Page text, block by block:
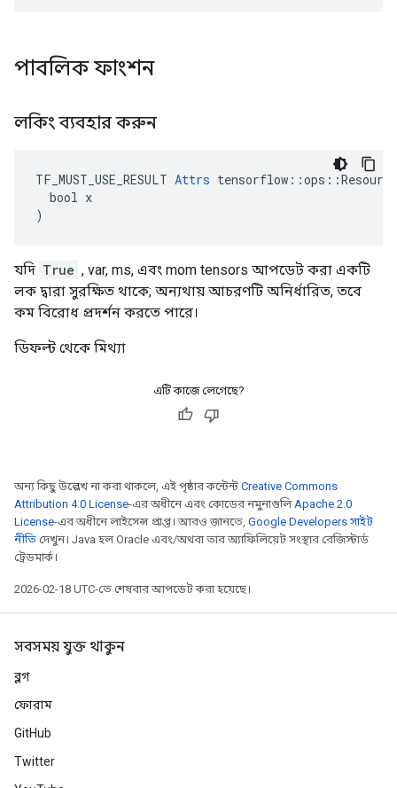
পাবলিক ফাংশন
লকিং ব্যবহার করুন
TF_MUST_USE_RESULT Attrs
  bool x
)
যদি True , var, ms, এবং mom tensors আপডেট করা একটি
লক দ্বারা সুরক্ষিত থাকে; অন্যথায় আচরণটি অনির্ধারিত, তবে
কম বিরোধ প্রদর্শন করতে পারে।
ডিফল্ট থেকে মিথ্যা
এটি কাজে লেগেছে?
অন্য কিছু উল্লেখ না করা থাকলে, এই পৃষ্ঠার কন্টেন্ট Creative Commons
Attribution 4.0 License-এর অধীনে এবং কোডের নমুনাগুলিApache 2.0
License-এর অধীনে লাইসেন্স প্রাপ্ত। আরও জানতে, Google Developers সাইট
নীতি দেখুন। Java হল Oracle এবং/অথবা তার অ্যাফিলিয়েট সংস্থার রেজিস্টার্ড
ট্রেডমার্ক।
2026-02-18 UTC-তে শেষবার আপডেট করা হয়েছে।
সবসময় যুক্ত থাকুন
ব্লগ
ফোরাম
GitHub
Twitter